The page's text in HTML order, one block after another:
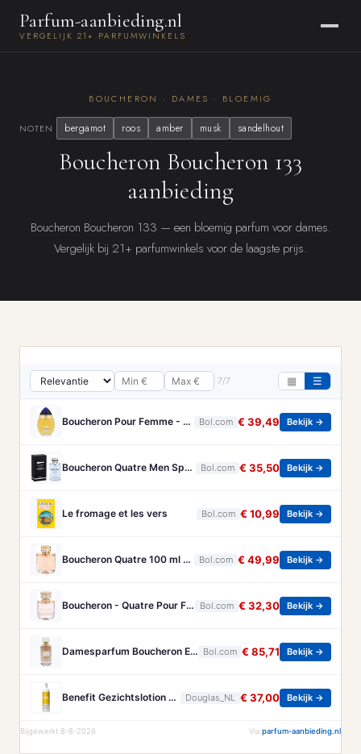
Parfum-aanbieding.nl
VERGELIJK 21+ PARFUMWINKELS
BOUCHERON · DAMES · BLOEMIG
NOTEN bergamot roos amber musk sandelhout
Boucheron Boucheron 133
aanbieding
Boucheron Boucheron 133 — een bloemig parfum voor dames.
Vergelijk bij 21+ parfumwinkels voor de laagste prijs.
7/7 ▦ ☰
Boucheron Pour Femme - 100ml - Eau de toilette Bol.com € 39,49 Bekijk →
Boucheron Quatre Men Spray - 100 ml - Eau De Toilette Bol.com € 35,50 Bekijk →
Le fromage et les vers Bol.com € 10,99 Bekijk →
Boucheron Quatre 100 ml - Eau de Parfum - Damesparfum Bol.com € 49,99 Bekijk →
Boucheron - Quatre Pour Femme - Eau De Parfum - 50ML Bol.com € 32,30 Bekijk →
Damesparfum Boucheron EDP Rose D'Isparta 125 ml Bol.com € 85,71 Bekijk →
Benefit Gezichtslotion The POREfessional Gezichtstoner Unisex 133ml Douglas_NL € 37,00 Bekijk →
Bijgewerkt 8-8-2026 Via parfum-aanbieding.nl